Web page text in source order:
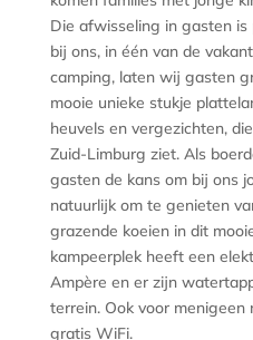
Die afwisseling in gasten
bij ons, in één van de
camping, laten wij gasten
mooie unieke stukje
heuvels en vergezichten,
Zuid-Limburg ziet. Als
gasten de kans om bij ons
natuurlijk om te genieten
grazende koeien in dit
kampeerplek heeft een
Ampère en er zijn
terrein. Ook voor menigeen
gratis WiFi.